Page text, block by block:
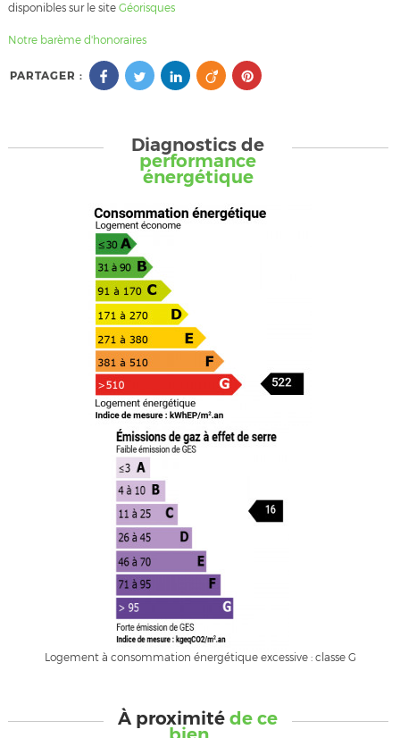
disponibles sur le site Géorisques
Notre barème d'honoraires
PARTAGER :
Diagnostics de
performance
énergétique
Logement à consommation énergétique excessive : classe G
À proximitéde ce